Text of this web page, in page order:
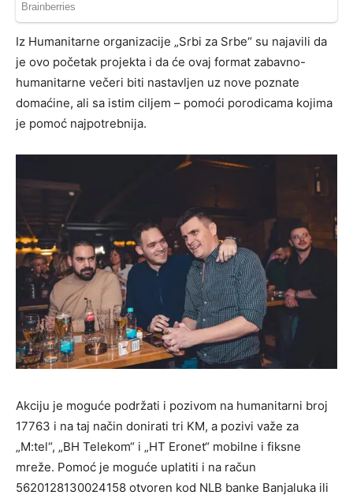
Iz Humanitarne organizacije „Srbi za Srbe“ su najavili da
je ovo početak projekta i da će ovaj format zabavno-
humanitarne večeri biti nastavljen uz nove poznate
domaćine, ali sa istim ciljem – pomoći porodicama kojima
je pomoć najpotrebnija.
Akciju je moguće podržati i pozivom na humanitarni broj
17763 i na taj način donirati tri KM, a pozivi važe za
„M:tel“, „BH Telekom“ i „HT Eronet“ mobilne i fiksne
mreže. Pomoć je moguće uplatiti i na račun
5620128130024158 otvoren kod NLB banke Banjaluka ili